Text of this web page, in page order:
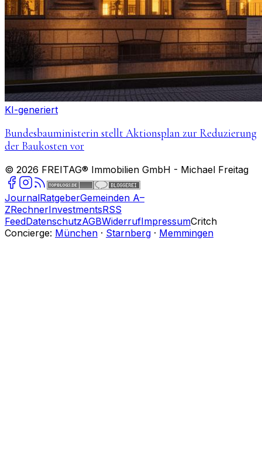
KI-generiert
Bundesbauministerin stellt Aktionsplan zur Reduzierung
der Baukosten vor
© 2026 FREITAG® Immobilien GmbH - Michael Freitag
JournalRatgeberGemeinden A–
ZRechnerInvestmentsRSS
FeedDatenschutzAGBWiderrufImpressumCritch
Concierge: München · Starnberg · Memmingen